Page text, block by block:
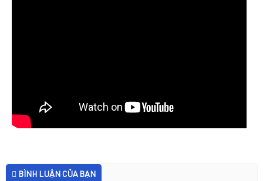
BÌNH LUẬN CỦA BẠN